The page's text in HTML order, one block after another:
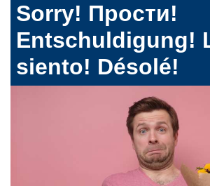
Sorry! Прости!
Entschuldigung!
siento! Désolé!